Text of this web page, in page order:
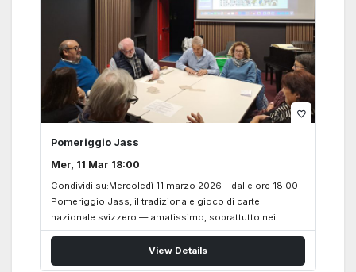
favorite_border
Pomeriggio Jass
Mer, 11 Mar 18:00
Condividi su:Mercoledì 11 marzo 2026 – dalle ore 18.00
Pomeriggio Jass, il tradizionale gioco di carte
nazionale svizzero — amatissimo, soprattutto nei
Cantoni germanofoni e anche nei Circoli svizzeri
all’estero, che tornerà a cadenza mensile ogni secondo
mercoledì anche a Roma, promosso dal Circolo
View Details